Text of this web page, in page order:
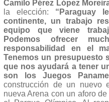
Camilo Pérez López
la elección: “Paraguay
continente, un trabajo
equipo que viene
Podemos ofrecer
responsabilidad en el
Tenemos un presupuesto
que nos ayudará a tener
son los Juegos
construcción de un nuevo
nueva Arena con un aforo